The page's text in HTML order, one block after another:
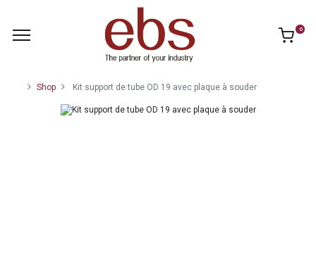
0
Shop Kit support de tube OD 19 avec plaque à souder